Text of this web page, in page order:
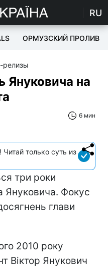
RU
ОРМУЗСКИЙ ПРОЛИВ
релизы
Януковича на
6 мин
только суть из
три роки
Януковича. Фокус
глави
2010 року
Віктор Янукович